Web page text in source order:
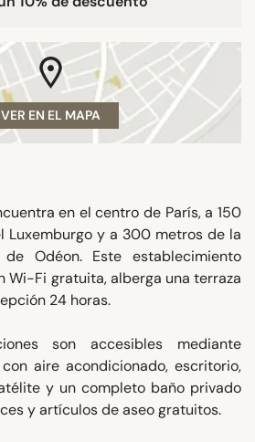
VER EN EL MAPA
en el centro de París, a 150
Luxemburgo y a 300 metros de la
Odéon. Este establecimiento
Wi-Fi gratuita, alberga una terraza
24 horas.
son accesibles mediante
aire acondicionado, escritorio,
y un completo baño privado
y artículos de aseo gratuitos.